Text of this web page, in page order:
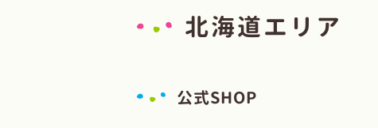
北海道エリア
公式SHOP